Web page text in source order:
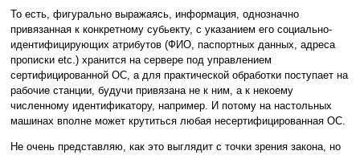
То есть, фигурально выражаясь, информация, однозначно
привязанная к конкретному субьекту, с указанием его социально-
идентифицирующих атрибутов (ФИО, паспортных данных, адреса
прописки etc.) хранится на сервере под управлением
сертифицированной ОС, а для практической обработки поступает на
рабочие станции, будучи привязана не к ним, а к некоему
численному идентификатору, например. И потому на настольных
машинах вполне может крутиться любая несертифицированная ОС.
Не очень представляю, как это выглядит с точки зрения закона, но